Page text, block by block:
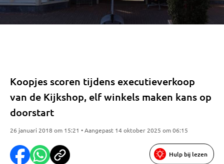
Koopjes scoren tijdens executieverkoop
van de Kijkshop, elf winkels maken kans op
doorstart
26 januari 2018 om 15:21 • Aangepast 14 oktober 2025 om 06:15
Hulp bij lezen